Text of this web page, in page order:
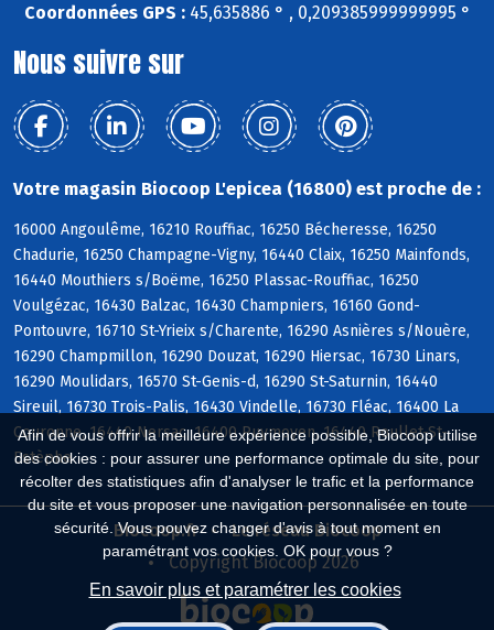
Afin de vous offrir la meilleure expérience possible, Biocoop utilise
des cookies : pour assurer une performance optimale du site, pour
récolter des statistiques afin d'analyser le trafic et la performance
du site et vous proposer une navigation personnalisée en toute
sécurité. Vous pouvez changer d'avis à tout moment en
paramétrant vos cookies. OK pour vous ?
En savoir plus et paramétrer les cookies
Coordonnées GPS :45,635886 ° , 0,209385999999995 °
Nous suivre sur
Votre magasin Biocoop L'epicea (16800) est proche de :
16000 Angoulême, 16210 Rouffiac, 16250 Bécheresse, 16250
Chadurie, 16250 Champagne-Vigny, 16440 Claix, 16250 Mainfonds,
16440 Mouthiers s/Boëme, 16250 Plassac-Rouffiac, 16250
Voulgézac, 16430 Balzac, 16430 Champniers, 16160 Gond-
Pontouvre, 16710 St-Yrieix s/Charente, 16290 Asnières s/Nouère,
16290 Champmillon, 16290 Douzat, 16290 Hiersac, 16730 Linars,
16290 Moulidars, 16570 St-Genis-d, 16290 St-Saturnin, 16440
Sireuil, 16730 Trois-Palis, 16430 Vindelle, 16730 Fléac, 16400 La
Couronne, 16440 Nersac, 16400 Puymoyen, 16440 Roullet-St-
Estèphe
Biocoop.fr
Le réseau Biocoop
Copyright Biocoop 2026